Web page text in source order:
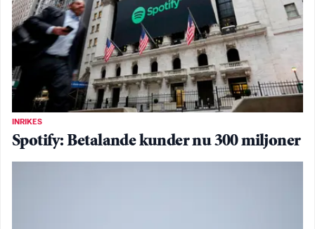
INRIKES
Spotify: Betalande kunder nu 300 miljoner